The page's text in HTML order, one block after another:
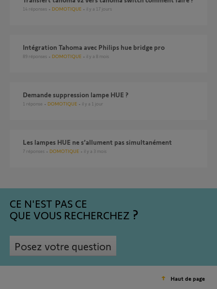
14 réponses DOMOTIQUE il y a 17 jours
Intégration Tahoma avec Philips hue bridge pro
89 réponses DOMOTIQUE il y a 8 mois
Demande suppression lampe HUE ?
1 réponse DOMOTIQUE il y a 1 jour
les lampes HUE ne s’allument pas simultanément
7 réponses DOMOTIQUE il y a 3 mois
CE N'EST PAS CE
QUE VOUS RECHERCHEZ
Posez votre question
Haut de page